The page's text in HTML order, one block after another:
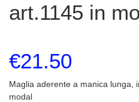
art.1145 in
€21.50
Maglia aderente a manica
modal